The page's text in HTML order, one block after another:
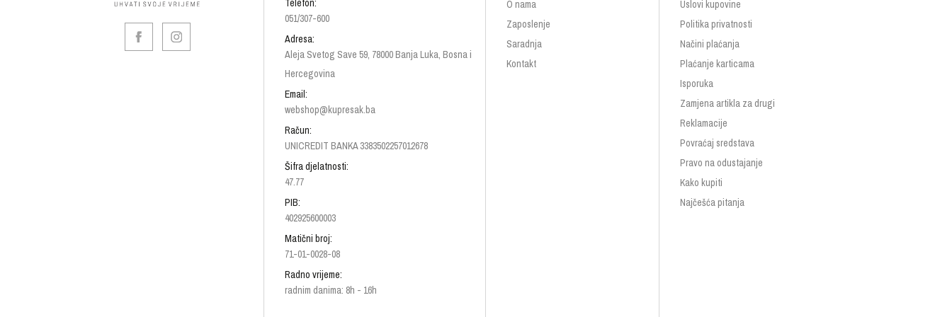
Telefon:
051/307-600
Adresa:
Aleja Svetog Save 59, 78000 Banja Luka, Bosna i
Hercegovina
Email:
webshop@kupresak.ba
Račun:
UNICREDIT BANKA 3383502257012678
Šifra djelatnosti:
47.77
PIB:
402925600003
Matični broj:
71-01-0028-08
Radno vrijeme:
radnim danima: 8h - 16h
O nama
Zaposlenje
Saradnja
Kontakt
Uslovi kupovine
Politika privatnosti
Načini plaćanja
Plaćanje karticama
Isporuka
Zamjena artikla za drugi
Reklamacije
Povraćaj sredstava
Pravo na odustajanje
Kako kupiti
Najčešća pitanja